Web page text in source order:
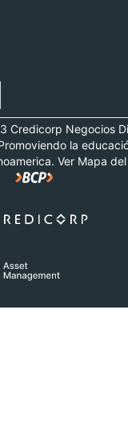
Credicorp Negocios
la
Ver Mapa